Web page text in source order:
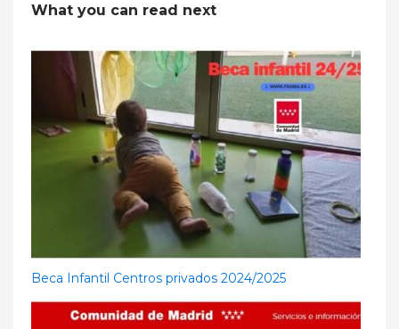
What you can read next
Beca Infantil Centros privados 2024/2025